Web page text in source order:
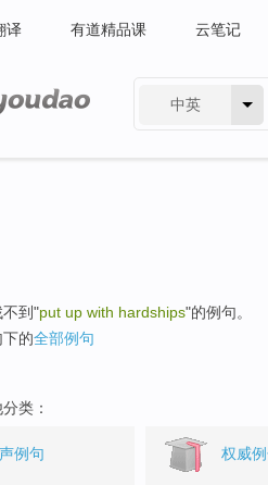
译 有道精品课 云笔记
中英
不到"put up with hardships"的例句。
的全部例句
类：
例句 权威